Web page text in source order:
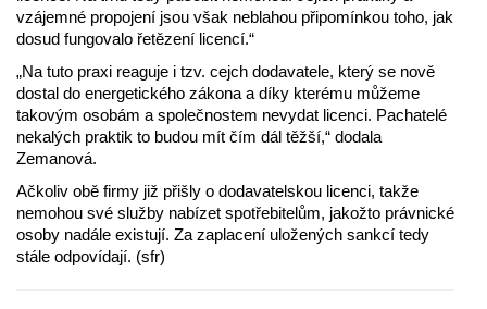
vzájemné propojení jsou však neblahou připomínkou toho, jak
dosud fungovalo řetězení licencí.“
„Na tuto praxi reaguje i tzv. cejch dodavatele, který se nově
dostal do energetického zákona a díky kterému můžeme
takovým osobám a společnostem nevydat licenci. Pachatelé
nekalých praktik to budou mít čím dál těžší,“ dodala
Zemanová.
Ačkoliv obě firmy již přišly o dodavatelskou licenci, takže
nemohou své služby nabízet spotřebitelům, jakožto právnické
osoby nadále existují. Za zaplacení uložených sankcí tedy
stále odpovídají. (sfr)